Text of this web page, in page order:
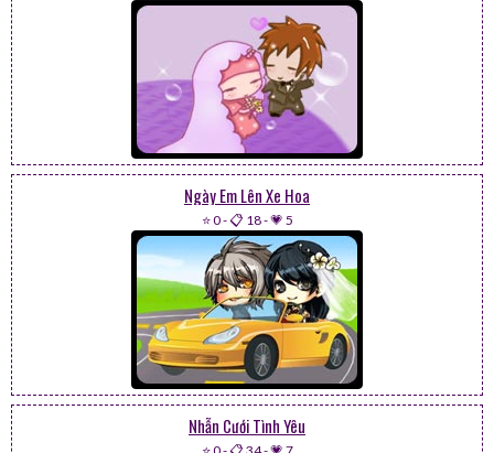
Ngày Em Lên Xe Hoa
⭐ 0-📋 18-💗 5
Nhẫn Cưới Tình Yêu